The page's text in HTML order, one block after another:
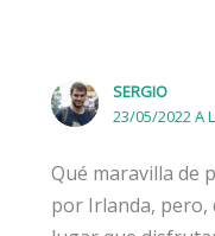
SERGIO
23/05/2022 A
Qué maravilla de
por Irlanda, pero,